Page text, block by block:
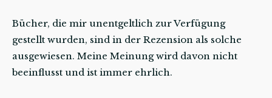
Bücher, die mir unentgeltlich zur Verfügung
gestellt wurden, sind in der Rezension als solche
ausgewiesen. Meine Meinung wird davon nicht
beeinflusst und ist immer ehrlich.